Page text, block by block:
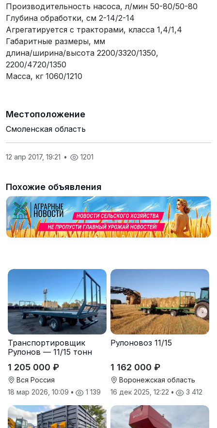
Производительность насоса, л/мин 50-80/50-80
Глубина обработки, см 2-14/2-14
Агрегатируется с тракторами, класса 1,4/1,4
Габаритные размеры, мм
длина/ширина/высота 2200/3320/1350,
2200/4720/1350
Масса, кг 1060/1210
Местоположение
Смоленская область
12 апр 2017, 19:21 • 1201
Похожие объявления
Транспортировщик
Рулонов — 11/15 тонн
1 205 000 ₽
Вся Россия
18 мар 2026, 10:09 • 1 139
Рулоновоз 11/15
1 162 000 ₽
Воронежская область
16 дек 2025, 12:22 • 3 412